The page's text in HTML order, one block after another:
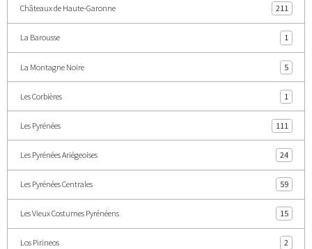
Châteaux de Haute-Garonne 211
La Barousse 1
La Montagne Noire 5
Les Corbières 1
Les Pyrénées 111
Les Pyrénées Ariégeoises 24
Les Pyrénées Centrales 59
Les Vieux Costumes Pyrénéens 15
Los Pirineos 2